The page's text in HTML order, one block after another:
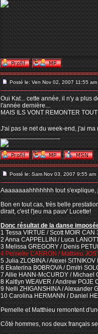
Posté le: Ven Nov 02, 2007 11:55 am
Oui Kat... cette année, il n'y a plus
l'année dernière...
MAIS ILS VONT REMONTER
J'ai pas le net du week-end, j'ai
_________________
Posté le: Sam Nov 03, 2007 9:55 am
Aaaaaaaahhhhhhh tout
Bon en tout cas, très belle
dirait, c'est l'jeu ma pauv' Lucette!
Donc résultat de la danse
1 Tessa VIRTUE / Scott MOIR CAN
2 Anna CAPPELLINI / Luca
3 Melissa GREGORY / Denis
4 Pernelle CARRON / Mathieu
5 Julia ZLOBINA / Alexei SITNIKOV
6 Ekaterina BOBROVA / Dmitri
7 Allie HANN-McCURDY / Michael
8 Kaitlyn WEAVER / Andrew POJE
9 Nelli ZHIGANSHINA / Alexander
10 Carolina HERMANN / Daniel
Pernelle et Matthieu remontent
Côté hommes, nos deux français